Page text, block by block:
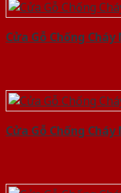
Cửa Gỗ Chống Cháy
Cửa Gỗ Chống Cháy